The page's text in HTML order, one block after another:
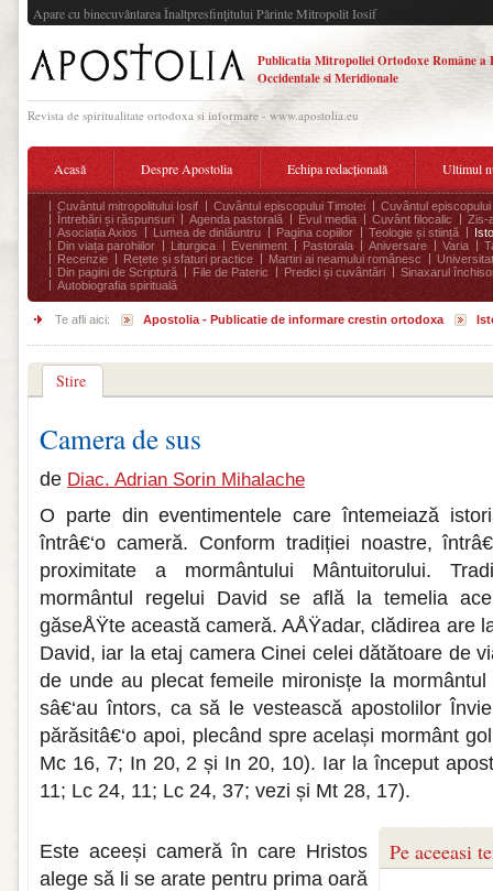
Apare cu binecuvântarea Înaltpresfinţitului Părinte Mitropolit Iosif
Publicatia Mitropoliei Ortodoxe Române a
Occidentale si Meridionale
Revista de spiritualitate ortodoxa si informare - www.apostolia.eu
Acasă Despre Apostolia Echipa redacțională Ultimul
Cuvântul mitropolitului Iosif Cuvântul episcopului Timotei
Cuvântul episcopului
Întrebări și răspunsuri
Agenda pastorală Evul media Cuvânt filocalic
Zis-
Asociația Axios
Lumea de dinlăuntru Pagina copiilor Teologie și stiință
Din viața parohiilor
Liturgica Eveniment Pastorala Aniversare Varia
Recenzie
Rețete și sfaturi practice Martiri ai neamului românesc
Din pagini de Scriptură
File de Pateric Predici și cuvântări
Sinaxarul
Autobiografia spirituală
Te afli aici: Apostolia - Publicatie de informare crestin ortodoxa
Stire
Camera de sus
de Diac. Adrian Sorin Mihalache
O parte din eventimentele care întemeiază
întrâ€‘o cameră. Conform tradiției noastre,
proximitate a mormântului Mântuitorului.
mormântul regelui David se află la temelia
găseÅŸte această cameră. AÅŸadar, clădirea are
David, iar la etaj camera Cinei celei dătătoare de
de unde au plecat femeile mironisțe la
sâ€‘au întors, ca să le vestească apostolilor
părăsitâ€‘o apoi, plecând spre același mormânt
Mc 16, 7; In 20, 2 și In 20, 10). Iar la început
11; Lc 24, 11; Lc 24, 37; vezi și Mt 28, 17).
Pe aceeasi
Este aceeși cameră în care Hristos
alege să li se arate pentru prima oară